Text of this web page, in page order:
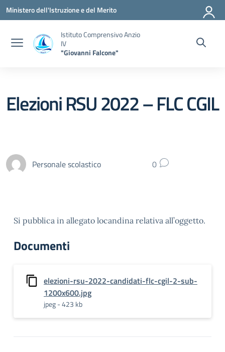
Vai ai contenuti
Vai al menu di navigazione
Vai al footer
Ministero dell'Istruzione e del Merito
Istituto Comprensivo Anzio
IV
"Giovanni Falcone"
Elezioni RSU 2022 – FLC CGIL
Personale scolastico 0
Si pubblica in allegato locandina relativa all’oggetto.
Documenti
elezioni-rsu-2022-candidati-flc-cgil-2-sub-
1200x600.jpg
jpeg - 423 kb